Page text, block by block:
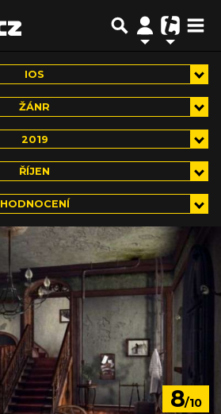
IOS
ŽÁNR
2019
ŘÍJEN
HODNOCENÍ
8/10